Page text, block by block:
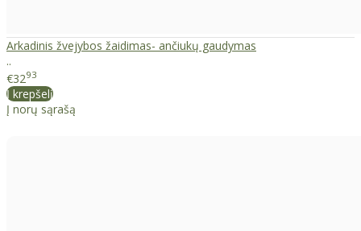
Arkadinis žvejybos žaidimas- ančiukų gaudymas
..
€3293
Į krepšelį
Į norų sąrašą